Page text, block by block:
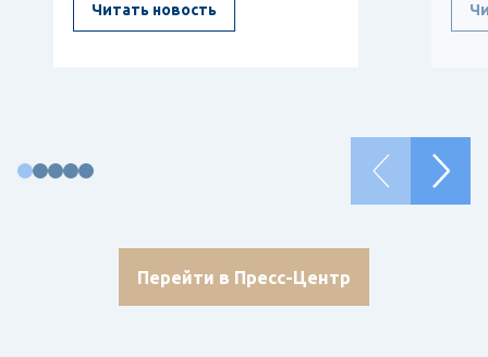
Читать новость
Перейти в Пресс-Центр